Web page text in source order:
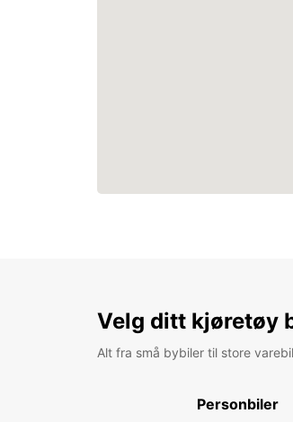
Velg ditt kjøretøy
Alt fra små bybiler til store
Personbiler